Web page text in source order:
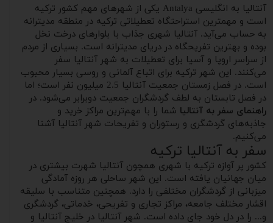
آنتالیا به انگلیسی Antalya یکی از شهرهای مهم کشور ترکیه
است و مهمترین استراحتگاه تعطیلاتی ترکیه در منطقه مدیترانه
به حساب می‌آید. آنتالیا شهری جذاب با بلوارهای درخت نخل
بوده و بهترین تفریحگاه در دریای مدیترانه است. بسیاری از مردم
از سراسر اروپا و آسیا برای تعطیلات به شهر آنتالیا سفر
می‌کنند. این شهر ترکیه برای اتباع آلمانی و روسی بسیار محبوب
است. در فصل زمستان جمعیت آنتالیا 2.5 میلیون نفر است؛ اما
در فصل تابستان به لطف گردشگران جمعیت دوبرابر می‌شود. در
راهنمای سفر به آنتالیا شما را با مهم‌ترین مراکز خرید و
جاذبه‌های گردشگری و رستوران و تفریحات شهر آنتالیا آشنا
می‌کنیم.
سفر به آنتالیا ترکیه
کشور پر آوازه ترکیه با شهری همچون آنتالیا شهرت بیشتری در
میان جهانیان یافته است. این شهر ساحلی هر روزه آمادگی
میزبانی از گردشگران مختلفی را دارد.‌ همچنین متناسب با سلیقه
اقشار مختلف جامعه، مراکز تجاری و تفریحی، خدماتی، گردشگری
و... را در دل خود جای داده است. شهر آنتالیا در خلیج آنتالیا و